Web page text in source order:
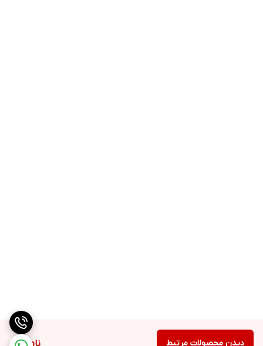
ناموجود دیدن محصولات مرتبط